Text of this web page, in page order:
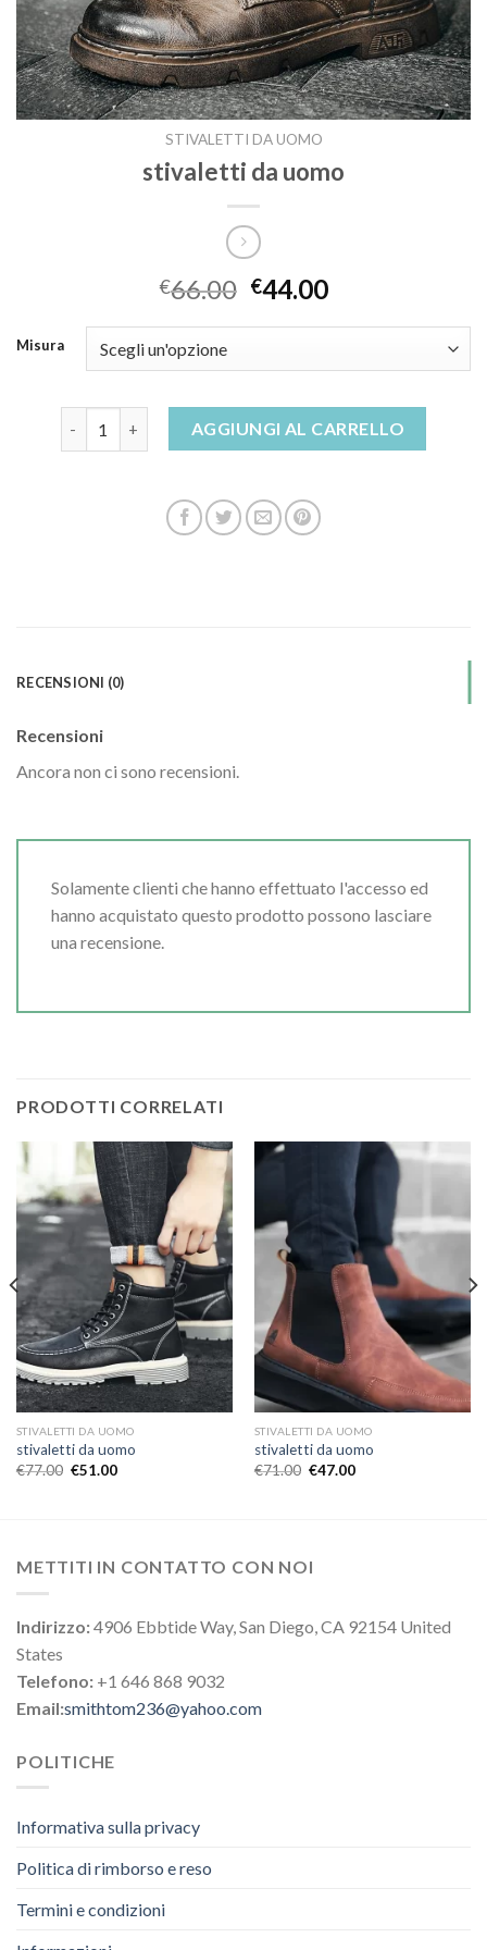
STIVALETTI DA UOMO
stivaletti da uomo
€66.00 €44.00
Misura
stivaletti da uomo quantitàAGGIUNGI AL CARRELLO
RECENSIONI (0)
Recensioni
Ancora non ci sono recensioni.
Solamente clienti che hanno effettuato l'accesso ed
hanno acquistato questo prodotto possono lasciare
una recensione.
PRODOTTI CORRELATI
STIVALETTI DA UOMO
stivaletti da uomo
€77.00 €51.00
STIVALETTI DA UOMO
stivaletti da uomo
€71.00 €47.00
METTITI IN CONTATTO CON NOI
Indirizzo:4906 Ebbtide Way, San Diego, CA 92154 United
States
Telefono: +1 646 868 9032
Email:smithtom236@yahoo.com
POLITICHE
Informativa sulla privacy
Politica di rimborso e reso
Termini e condizioni